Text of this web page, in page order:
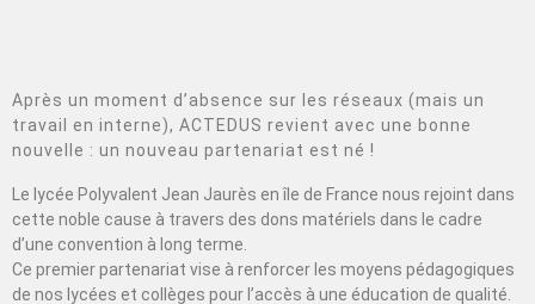
Après un moment d’absence sur les réseaux (mais un
travail en interne), ACTEDUS revient avec une bonne
nouvelle : un nouveau partenariat est né !
Le lycée Polyvalent Jean Jaurès en île de France nous rejoint dans
cette noble cause à travers des dons matériels dans le cadre
d’une convention à long terme.
Ce premier partenariat vise à renforcer les moyens pédagogiques
de nos lycées et collèges pour l’accès à une éducation de qualité.